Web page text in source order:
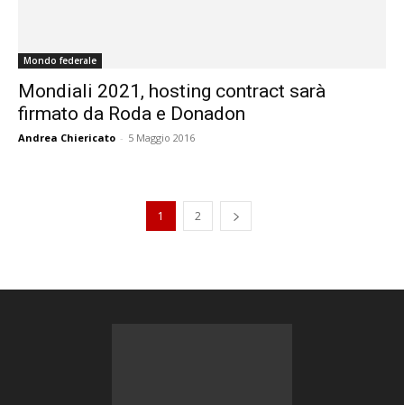
Mondo federale
Mondiali 2021, hosting contract sarà
firmato da Roda e Donadon
Andrea Chiericato - 5 Maggio 2016
1 2